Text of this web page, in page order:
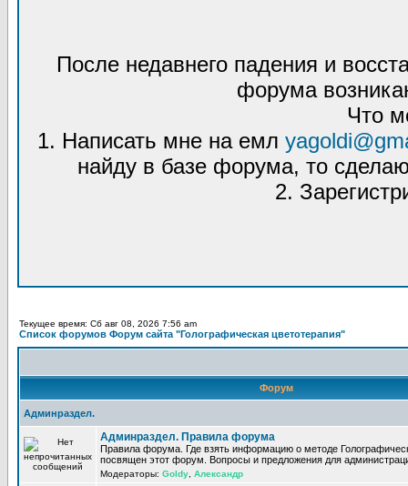
После недавнего падения и
форума
Что
1. Написать мне на емл
найду в базе форума, то
2.
Текущее время: Сб авг 08, 2026 7:56 am
Список форумов Форум сайта "Голографическая цветотерапия"
Форум
Админраздел.
Админраздел. Правила форума
Правила форума. Где взять информацию о методе
посвящен этот форум. Вопросы и предложения для
Модераторы: Goldy Александр